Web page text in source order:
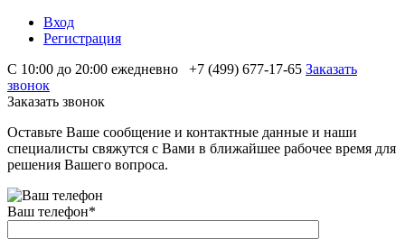
Вход
Регистрация
С 10:00 до 20:00 ежедневно
+7 (499) 677-17-65 Заказать
звонок
Заказать звонок
Оставьте Ваше сообщение и контактные данные и наши
специалисты свяжутся с Вами в ближайшее рабочее время для
решения Вашего вопроса.
Ваш телефон*